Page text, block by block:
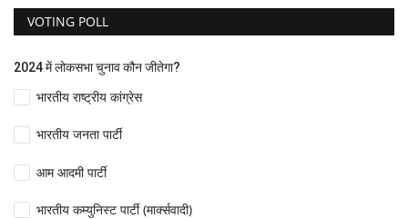
VOTING POLL
2024 में लोकसभा चुनाव कौन जीतेगा?
भारतीय राष्ट्रीय कांग्रेस
भारतीय जनता पार्टी
आम आदमी पार्टी
भारतीय कम्युनिस्ट पार्टी (मार्क्सवादी)